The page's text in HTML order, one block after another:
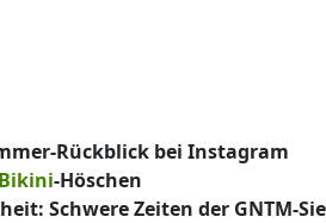
Rückblick bei Instagram
Bikini-Höschen
Schwere Zeiten der GNTM-